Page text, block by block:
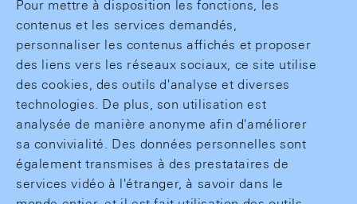
Pour mettre à disposition les fonctions, les
contenus et les services demandés,
personnaliser les contenus affichés et proposer
des liens vers les réseaux sociaux, ce site utilise
des cookies, des outils d'analyse et diverses
technologies. De plus, son utilisation est
analysée de manière anonyme afin d'améliorer
sa convivialité. Des données personnelles sont
également transmises à des prestataires de
services vidéo à l'étranger, à savoir dans le